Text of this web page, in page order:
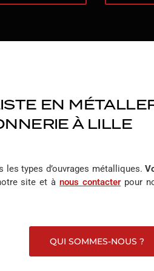
PARE-SOLEIL
EN
À LILLE
types d’ouvrages métalliques.
site et ànous contacterpour
QUI SOMMES-NOUS ?